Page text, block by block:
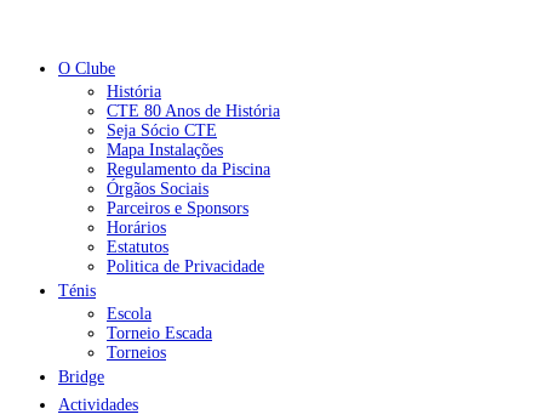
O Clube
História
CTE 80 Anos de História
Seja Sócio CTE
Mapa Instalações
Regulamento da Piscina
Órgãos Sociais
Parceiros e Sponsors
Horários
Estatutos
Politica de Privacidade
Ténis
Escola
Torneio Escada
Torneios
Bridge
Actividades